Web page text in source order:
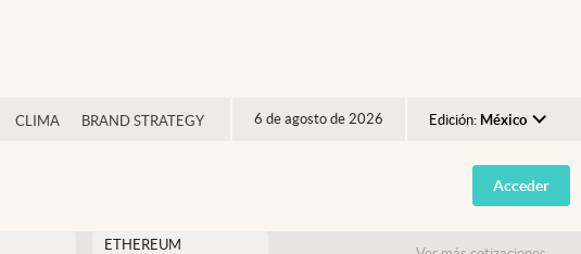
CLIMA BRAND STRATEGY 6 de agosto de 2026 Edición: México
Argentina
España
Acceder
ETHEREUM